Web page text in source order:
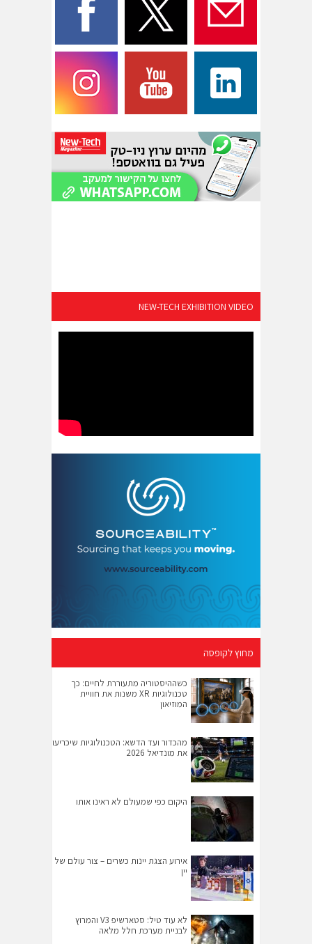
NEW-TECH EXHIBITION VIDEO
מחוץ לקופסה
כשההיסטוריה מתעוררת לחיים: כך
טכנולוגיות XR משנות את חוויית
המוזיאון
מהכדור ועד הדשא: הטכנולוגיות שיכריעו
את מונדיאל 2026
היקום כפי שמעולם לא ראינו אותו
אירוע הצגת יינות כשרים – צור עולם של
יין
לא עוד טיל: סטארשיפ V3 והמרוץ
לבניית מערכת חלל מלאה